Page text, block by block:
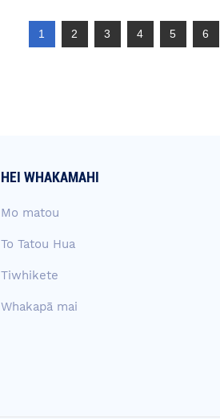
1 2 3 4 5 6
HEI WHAKAMAHI
Mo matou
To Tatou Hua
Tiwhikete
Whakapā mai